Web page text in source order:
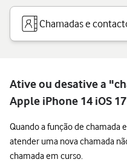
Chamadas e
Ative ou desative a
Apple iPhone 14 iOS 17
Quando a função de chamada
atender uma nova chamada
chamada em curso.